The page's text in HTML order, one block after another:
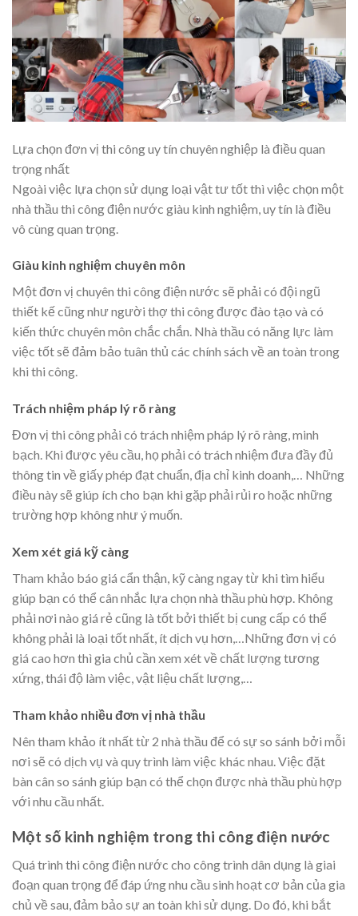
Lựa chọn đơn vị thi công uy tín chuyên nghiệp là điều quan
trọng nhất
Ngoài việc lựa chọn sử dụng loại vật tư tốt thì việc chọn một
nhà thầu thi công điện nước giàu kinh nghiệm, uy tín là điều
vô cùng quan trọng.
Giàu kinh nghiệm chuyên môn
Một đơn vị chuyên thi công điện nước sẽ phải có đội ngũ
thiết kế cũng như người thợ thi công được đào tạo và có
kiến thức chuyên môn chắc chắn. Nhà thầu có năng lực làm
việc tốt sẽ đảm bảo tuân thủ các chính sách về an toàn trong
khi thi công.
Trách nhiệm pháp lý rõ ràng
Đơn vị thi công phải có trách nhiệm pháp lý rõ ràng, minh
bạch. Khi được yêu cầu, họ phải có trách nhiệm đưa đầy đủ
thông tin về giấy phép đạt chuẩn, địa chỉ kinh doanh,… Những
điều này sẽ giúp ích cho bạn khi gặp phải rủi ro hoặc những
trường hợp không như ý muốn.
Xem xét giá kỹ càng
Tham khảo báo giá cẩn thận, kỹ càng ngay từ khi tìm hiểu
giúp bạn có thể cân nhắc lựa chọn nhà thầu phù hợp. Không
phải nơi nào giá rẻ cũng là tốt bởi thiết bị cung cấp có thể
không phải là loại tốt nhất, ít dịch vụ hơn,…Những đơn vị có
giá cao hơn thì gia chủ cần xem xét về chất lượng tương
xứng, thái độ làm việc, vật liệu chất lượng,…
Tham khảo nhiều đơn vị nhà thầu
Nên tham khảo ít nhất từ 2 nhà thầu để có sự so sánh bởi mỗi
nơi sẽ có dịch vụ và quy trình làm việc khác nhau. Việc đặt
bàn cân so sánh giúp bạn có thể chọn được nhà thầu phù hợp
với nhu cầu nhất.
Một số kinh nghiệm trong thi công điện nước
Quá trình thi công điện nước cho công trình dân dụng là giai
đoạn quan trọng để đáp ứng nhu cầu sinh hoạt cơ bản của gia
chủ về sau, đảm bảo sự an toàn khi sử dụng. Do đó, khi bắt